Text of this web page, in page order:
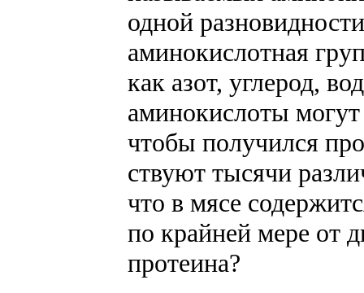
одной
аминокислотная
как азот, угле­род,
аминокислоты
чтобы по­лучился
ствуют тысячи
что в мясе
по крайней мере от
протеина?